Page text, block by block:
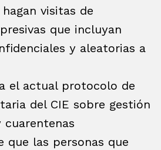
visitas de
que incluyan
y aleatorias a
el actual protocolo de
del CIE sobre gestión
cuarentenas
que las personas que